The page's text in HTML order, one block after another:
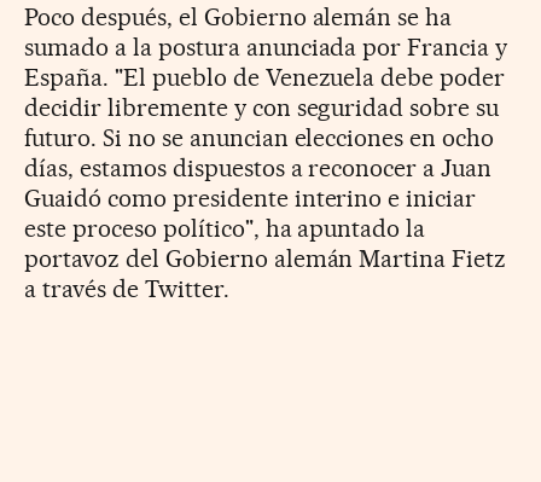
Poco después, el Gobierno alemán se ha
sumado a la postura anunciada por Francia y
España. "El pueblo de Venezuela debe poder
decidir libremente y con seguridad sobre su
futuro. Si no se anuncian elecciones en ocho
días, estamos dispuestos a reconocer a Juan
Guaidó como presidente interino e iniciar
este proceso político", ha apuntado la
portavoz del Gobierno alemán Martina Fietz
a través de Twitter.